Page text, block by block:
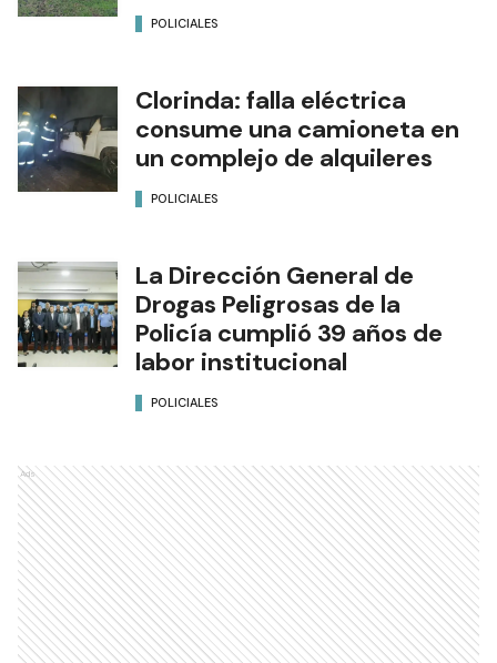
POLICIALES
Clorinda: falla eléctrica
consume una camioneta en
un complejo de alquileres
POLICIALES
La Dirección General de
Drogas Peligrosas de la
Policía cumplió 39 años de
labor institucional
POLICIALES
Ads